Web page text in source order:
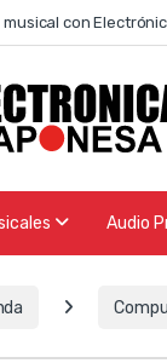
musical con
Audio